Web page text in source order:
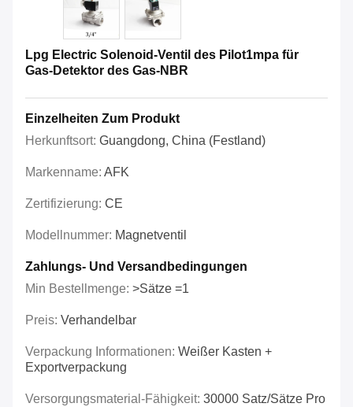
Lpg Electric Solenoid-Ventil des Pilot1mpa für
Gas-Detektor des Gas-NBR
Einzelheiten Zum Produkt
Herkunftsort: Guangdong, China (Festland)
Markenname: AFK
Zertifizierung: CE
Modellnummer: Magnetventil
Zahlungs- Und Versandbedingungen
Min Bestellmenge: >Sätze =1
Preis: Verhandelbar
Verpackung Informationen: Weißer Kasten +
Exportverpackung
Versorgungsmaterial-Fähigkeit: 30000 Satz/Sätze Pro